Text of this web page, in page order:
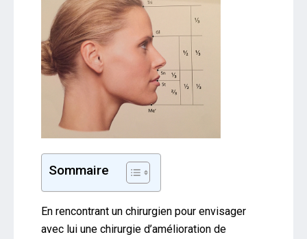
Sommaire
En rencontrant un chirurgien pour envisager
avec lui une chirurgie d’amélioration de